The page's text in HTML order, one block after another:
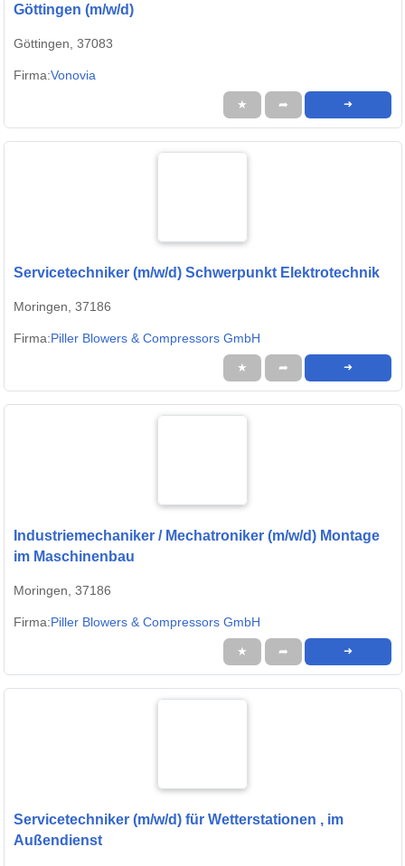
Göttingen (m/w/d)
Göttingen, 37083
Firma:Vonovia
★ ➦ ➜
Servicetechniker (m/w/d) Schwerpunkt Elektrotechnik
Moringen, 37186
Firma:Piller Blowers & Compressors GmbH
★ ➦ ➜
Industriemechaniker / Mechatroniker (m/w/d) Montage
im Maschinenbau
Moringen, 37186
Firma:Piller Blowers & Compressors GmbH
★ ➦ ➜
Servicetechniker (m/w/d) für Wetterstationen , im
Außendienst